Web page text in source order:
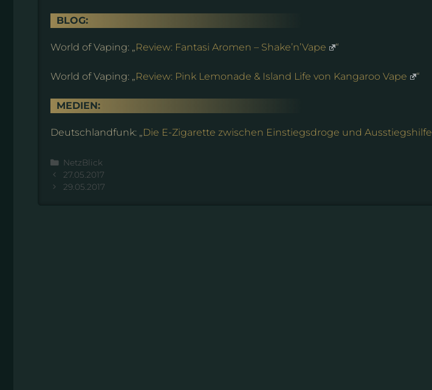
BLOG:
World of Vaping: „ Review: Fantasi Aromen – Shake’n’Vape “
World of Vaping: „ Review: Pink Lemonade & Island Life von Kangaroo Vape “
MEDIEN:
Deutschlandfunk: „ Die E-Zigarette zwischen Einstiegsdroge und Ausstiegshilfe
Kategorien
NetzBlick
27.05.2017
29.05.2017